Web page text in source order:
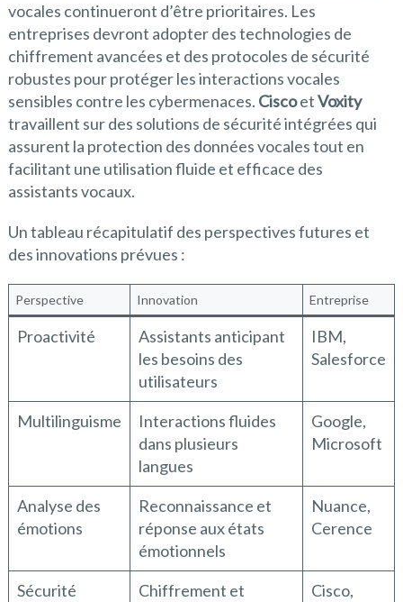
vocales continueront d’être prioritaires. Les
entreprises devront adopter des technologies de
chiffrement avancées et des protocoles de sécurité
robustes pour protéger les interactions vocales
sensibles contre les cybermenaces. CiscoetVoxity
travaillent sur des solutions de sécurité intégrées qui
assurent la protection des données vocales tout en
facilitant une utilisation fluide et efficace des
assistants vocaux.
Un tableau récapitulatif des perspectives futures et
des innovations prévues :
Perspective Innovation Entreprise
Proactivité
Assistants anticipant
les besoins des
utilisateurs
IBM,
Salesforce
Multilinguisme
Interactions fluides
dans plusieurs
langues
Google,
Microsoft
Analyse des
émotions
Reconnaissance et
réponse aux états
émotionnels
Nuance,
Cerence
Sécurité
Chiffrement et
Cisco,